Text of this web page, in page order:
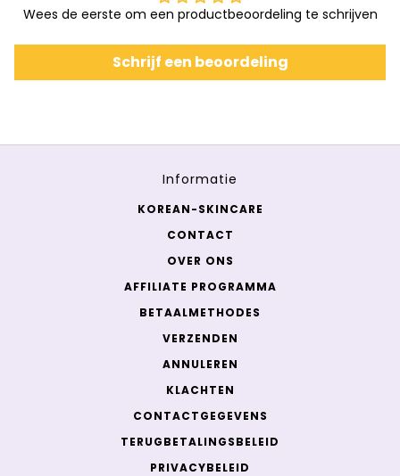
Wees de eerste om een productbeoordeling te schrijven
Schrijf een beoordeling
Informatie
KOREAN-SKINCARE
CONTACT
OVER ONS
AFFILIATE PROGRAMMA
BETAALMETHODES
VERZENDEN
ANNULEREN
KLACHTEN
CONTACTGEGEVENS
TERUGBETALINGSBELEID
PRIVACYBELEID